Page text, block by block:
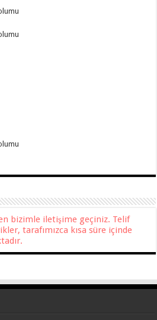
bizimle iletişime geçiniz. Telif
tarafımızca kısa süre içinde